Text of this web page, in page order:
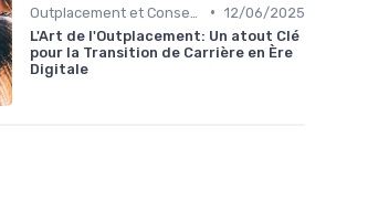
• 12/06/2025
L'Art de l'Outplacement: Un atout Clé
pour la Transition de Carrière en Ère
Digitale